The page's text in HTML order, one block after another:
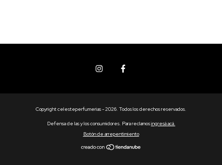
Copyright celesteperfumerias - 2026. Todos los derechos reservados.
Defensa de las y los consumidores. Para reclamosingresá acá.
Botón de arrepentimiento